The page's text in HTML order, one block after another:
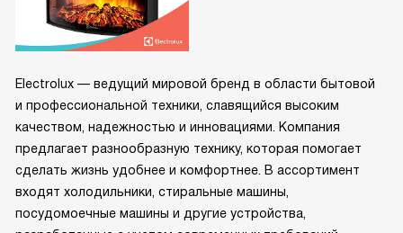
Electrolux — ведущий мировой бренд в области бытовой
и профессиональной техники, славящийся высоким
качеством, надежностью и инновациями. Компания
предлагает разнообразную технику, которая помогает
сделать жизнь удобнее и комфортнее. В ассортимент
входят холодильники, стиральные машины,
посудомоечные машины и другие устройства,